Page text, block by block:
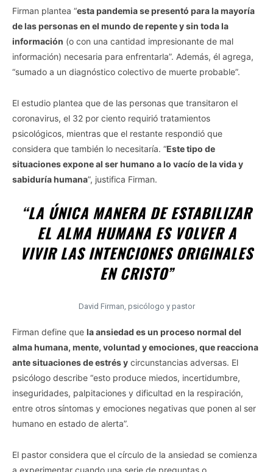
Firman plantea “esta pandemia se presentó para la mayoría
de las personas en el mundo de repente y sin toda la
información (o con una cantidad impresionante de mal
información) necesaria para enfrentarla”. Además, él agrega,
“sumado a un diagnóstico colectivo de muerte probable”.
El estudio plantea que de las personas que transitaron el
coronavirus, el 32 por ciento requirió tratamientos
psicológicos, mientras que el restante respondió que
considera que también lo necesitaría. “Este tipo de
situaciones expone al ser humano a lo vacío de la vida y
sabiduría humana”, justifica Firman.
“LA ÚNICA MANERA DE ESTABILIZAR
EL ALMA HUMANA ES VOLVER A
VIVIR LAS INTENCIONES ORIGINALES
EN CRISTO”
David Firman, psicólogo y pastor
Firman define que la ansiedad es un proceso normal del
alma humana, mente, voluntad y emociones, que reacciona
ante situaciones de estrés y circunstancias adversas. El
psicólogo describe “esto produce miedos, incertidumbre,
inseguridades, palpitaciones y dificultad en la respiración,
entre otros síntomas y emociones negativas que ponen al ser
humano en estado de alerta”.
El pastor considera que el círculo de la ansiedad se comienza